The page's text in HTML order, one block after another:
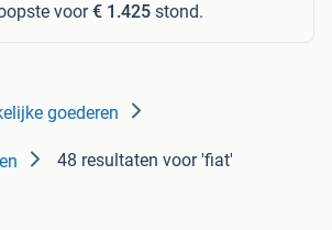
voor€ 1.425 stond.
goederen
48 resultaten voor 'fiat'